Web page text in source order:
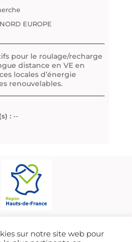
EUROPE
pour le roulage/recharge
distance en VE en
locales d’énergie
renouvelables.
: --
sur notre site web pour